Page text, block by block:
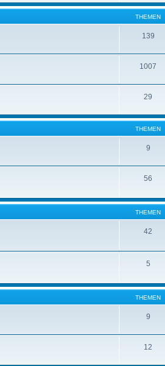
THEMEN
139
1007
29
THEMEN
9
56
THEMEN
42
5
THEMEN
9
12